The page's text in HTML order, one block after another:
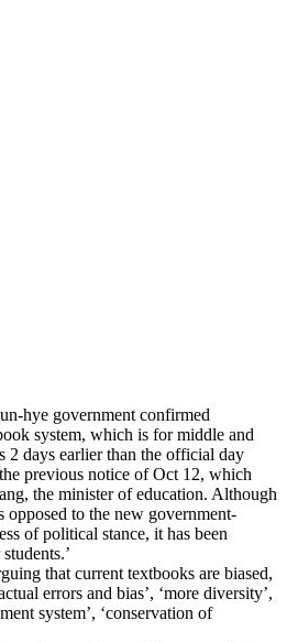
hye government confirmed
system, which is for middle and
2 days earlier than the official day
previous notice of Oct 12, which
the minister of education. Although
to the new government-
of political stance, it has been
that current textbooks are biased,
errors and bias’, ‘more diversity’,
system’, ‘conservation of